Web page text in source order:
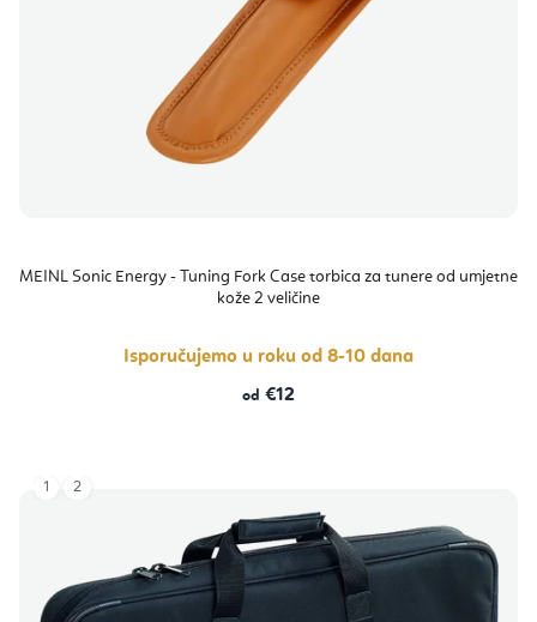
MEINL Sonic Energy - Tuning Fork Case torbica za tunere od umjetne
kože 2 veličine
Isporučujemo u roku od 8-10 dana
od €12
1 2